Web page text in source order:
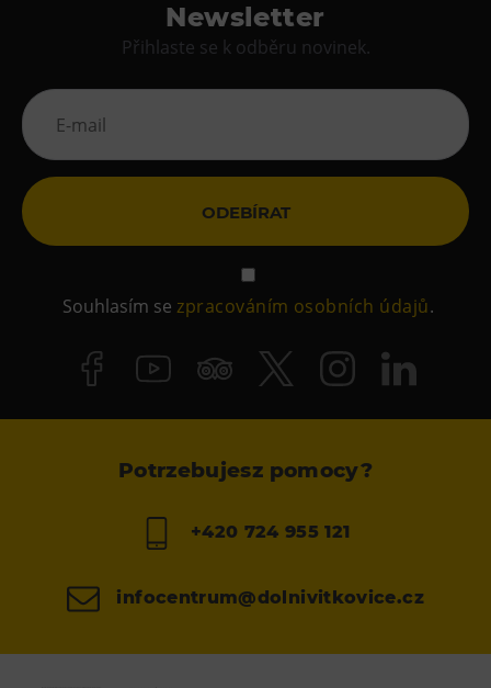
Newsletter
Přihlaste se k odběru novinek.
ODEBÍRAT
Souhlasím sezpracováním osobních údajů.
Potrzebujesz pomocy?
+420 724 955 121
infocentrum@dolnivitkovice.cz